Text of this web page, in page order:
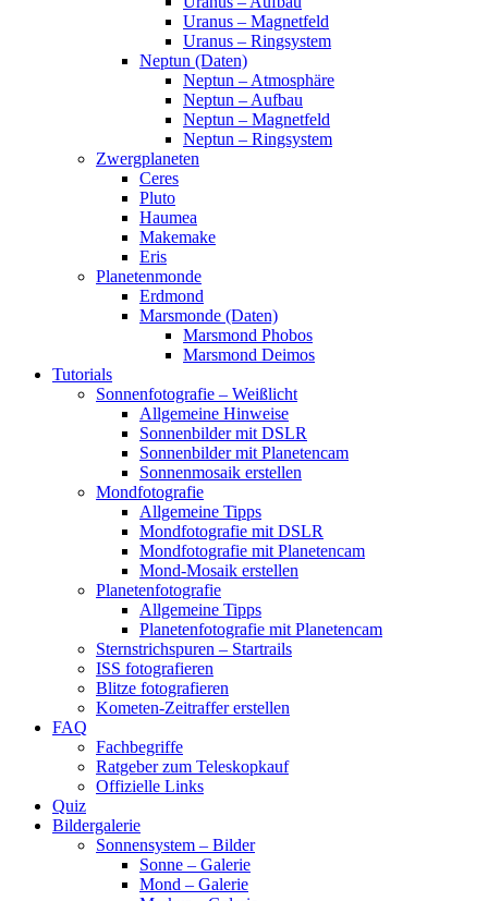
Uranus – Magnetfeld
Uranus – Ringsystem
Neptun (Daten)
Neptun – Atmosphäre
Neptun – Aufbau
Neptun – Magnetfeld
Neptun – Ringsystem
Zwergplaneten
Ceres
Pluto
Haumea
Makemake
Eris
Planetenmonde
Erdmond
Marsmonde (Daten)
Marsmond Phobos
Marsmond Deimos
Tutorials
Sonnenfotografie – Weißlicht
Allgemeine Hinweise
Sonnenbilder mit DSLR
Sonnenbilder mit Planetencam
Sonnenmosaik erstellen
Mondfotografie
Allgemeine Tipps
Mondfotografie mit DSLR
Mondfotografie mit Planetencam
Mond-Mosaik erstellen
Planetenfotografie
Allgemeine Tipps
Planetenfotografie mit Planetencam
Sternstrichspuren – Startrails
ISS fotografieren
Blitze fotografieren
Kometen-Zeitraffer erstellen
FAQ
Fachbegriffe
Ratgeber zum Teleskopkauf
Offizielle Links
Quiz
Bildergalerie
Sonnensystem – Bilder
Sonne – Galerie
Mond – Galerie